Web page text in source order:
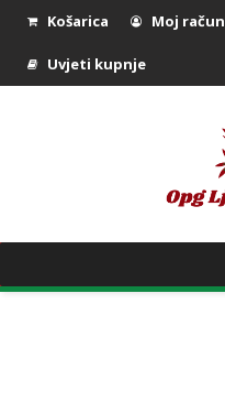
Košarica Moj račun
Uvjeti kupnje